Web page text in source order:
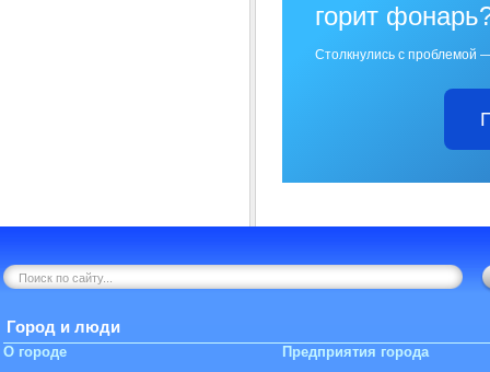
горит
Столкнулись с проблемой
Город и люди
О городе Предприятия города